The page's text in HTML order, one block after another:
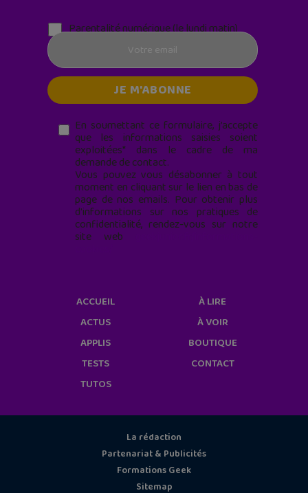
Parentalité numérique (le lundi matin)
En soumettant ce formulaire, j’accepte
que les informations saisies soient
exploitées* dans le cadre de ma
demande de contact.
Vous pouvez vous désabonner à tout
moment en cliquant sur le lien en bas de
page de nos emails. Pour obtenir plus
d'informations sur nos pratiques de
confidentialité, rendez-vous sur notre
site web
ACCUEIL
ACTUS
APPLIS
TESTS
TUTOS
À LIRE
À VOIR
BOUTIQUE
CONTACT
La rédaction
Partenariat & Publicités
Formations Geek
Sitemap